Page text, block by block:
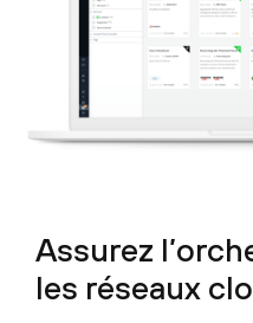
Assurez
les réseaux